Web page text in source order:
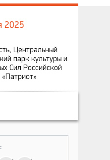
2025
Центральный
парк культуры и
Сил Российской